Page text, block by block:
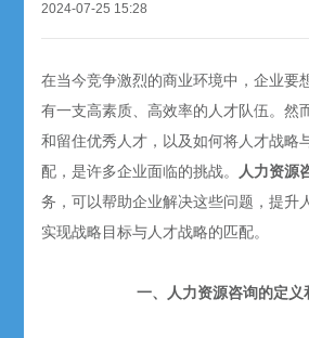
2024-07-25 15:28
在当今竞争激烈的商业环境中，企业要
有一支高素质、高效率的人才队伍。然
和留住优秀人才，以及如何将人才战略
配，是许多企业面临的挑战。 人力资源
务，可以帮助企业解决这些问题，提升
实现战略目标与人才战略的匹配。
一、人力资源咨询的定义